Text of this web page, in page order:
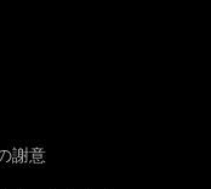
謝意